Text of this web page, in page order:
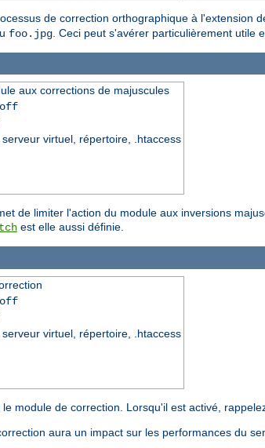
de correction orthographique à l'extension
foo.jpg . Ceci peut s'avérer particulièrement utile
aux corrections de majuscules
virtuel, répertoire, .htaccess
de limiter l'action du module aux inversions
est elle aussi définie.
virtuel, répertoire, .htaccess
module de correction. Lorsqu'il est activé,
aura un impact sur les performances du